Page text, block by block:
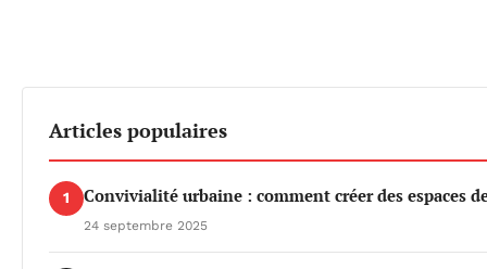
Articles populaires
1 Convivialité urbaine : comment créer des espaces
24 septembre 2025